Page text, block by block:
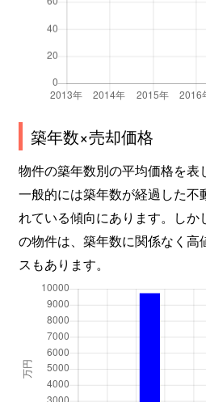
築年数×売却価格
物件の築年数別の平均価格を表
一般的には築年数が経過した不
れている傾向にあります。し
の物件は、築年数に関係なく高
スもあります。